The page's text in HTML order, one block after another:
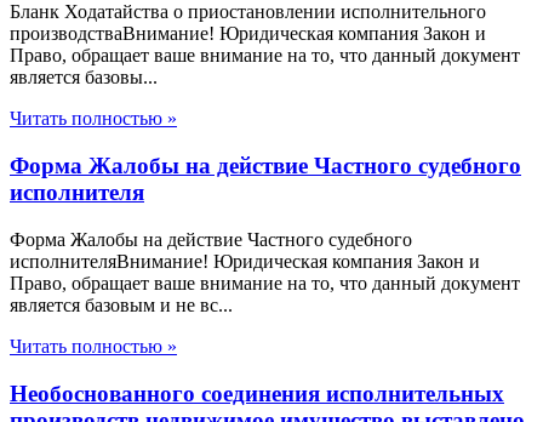
Бланк Ходатайства о приостановлении исполнительного
производстваВнимание! Юридическая компания Закон и
Право, обращает ваше внимание на то, что данный документ
является базовы...
Читать полностью »
Форма Жалобы на действие Частного судебного
исполнителя
Форма Жалобы на действие Частного судебного
исполнителяВнимание! Юридическая компания Закон и
Право, обращает ваше внимание на то, что данный документ
является базовым и не вс...
Читать полностью »
Необоснованного соединения исполнительных